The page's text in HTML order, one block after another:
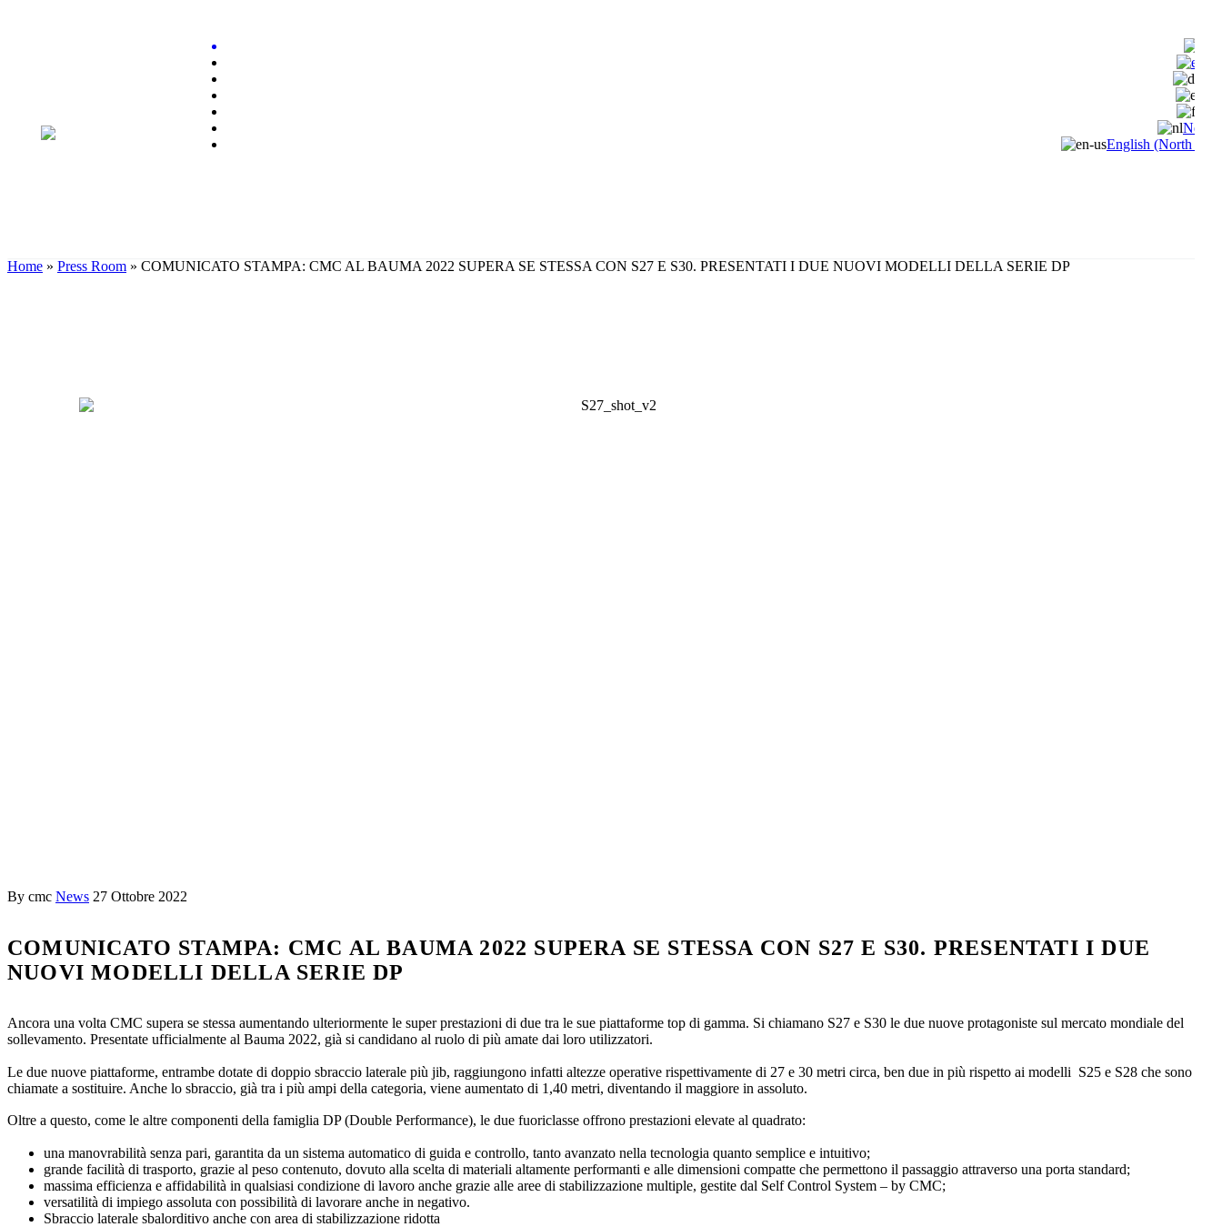
English (North
Home » Press Room » COMUNICATO STAMPA: CMC AL BAUMA 2022 SUPERA SE STESSA CON S27 E S30. PRESENTATI I DUE NUOVI MODELLI DELLA SERIE DP
By cmc News 27 Ottobre 2022
COMUNICATO STAMPA: CMC AL BAUMA 2022 SUPERA SE STESSA CON S27 E S30. PRESENTATI I DUE
NUOVI MODELLI DELLA SERIE DP
Ancora una volta CMC supera se stessa aumentando ulteriormente le super prestazioni di due tra le sue piattaforme top di gamma. Si chiamano S27 e S30 le due nuove protagoniste sul mercato mondiale del
sollevamento. Presentate ufficialmente al Bauma 2022, già si candidano al ruolo di più amate dai loro utilizzatori.
Le due nuove piattaforme, entrambe dotate di doppio sbraccio laterale più jib, raggiungono infatti altezze operative rispettivamente di 27 e 30 metri circa, ben due in più rispetto ai modelli S25 e S28 che sono
chiamate a sostituire. Anche lo sbraccio, già tra i più ampi della categoria, viene aumentato di 1,40 metri, diventando il maggiore in assoluto.
Oltre a questo, come le altre componenti della famiglia DP (Double Performance), le due fuoriclasse offrono prestazioni elevate al quadrato:
una manovrabilità senza pari, garantita da un sistema automatico di guida e controllo, tanto avanzato nella tecnologia quanto semplice e intuitivo;
grande facilità di trasporto, grazie al peso contenuto, dovuto alla scelta di materiali altamente performanti e alle dimensioni compatte che permettono il passaggio attraverso una porta standard;
massima efficienza e affidabilità in qualsiasi condizione di lavoro anche grazie alle aree di stabilizzazione multiple, gestite dal Self Control System – by CMC;
versatilità di impiego assoluta con possibilità di lavorare anche in negativo.
Sbraccio laterale sbalorditivo anche con area di stabilizzazione ridotta